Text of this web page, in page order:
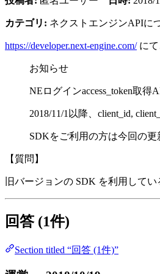
カテゴリ: ネクストエンジンAPIに
https://developer.next-engine.com/にて
お知らせ
NEログインaccess_token取得
2018/11/1以降、client_id,
SDKをご利用の方は今回の更
【質問】
旧バージョンの SDK を利用して
回答 (1件)
Section titled “回答 (1件)”